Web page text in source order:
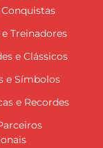
Treinadores
e Clássicos
e Símbolos
e Recordes